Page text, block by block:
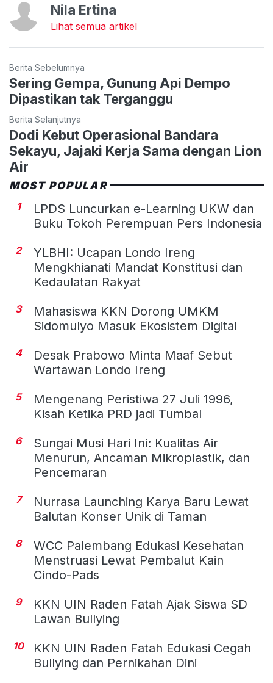
Nila Ertina
Lihat semua artikel
Berita Sebelumnya
Sering Gempa, Gunung Api Dempo
Dipastikan tak Terganggu
Berita Selanjutnya
Dodi Kebut Operasional Bandara
Sekayu, Jajaki Kerja Sama dengan Lion
Air
MOST POPULAR
1
LPDS Luncurkan e-Learning UKW dan
Buku Tokoh Perempuan Pers Indonesia
2
YLBHI: Ucapan Londo Ireng
Mengkhianati Mandat Konstitusi dan
Kedaulatan Rakyat
3
Mahasiswa KKN Dorong UMKM
Sidomulyo Masuk Ekosistem Digital
4
Desak Prabowo Minta Maaf Sebut
Wartawan Londo Ireng
5
Mengenang Peristiwa 27 Juli 1996,
Kisah Ketika PRD jadi Tumbal
6
Sungai Musi Hari Ini: Kualitas Air
Menurun, Ancaman Mikroplastik, dan
Pencemaran
7
Nurrasa Launching Karya Baru Lewat
Balutan Konser Unik di Taman
8
WCC Palembang Edukasi Kesehatan
Menstruasi Lewat Pembalut Kain
Cindo-Pads
9
KKN UIN Raden Fatah Ajak Siswa SD
Lawan Bullying
10
KKN UIN Raden Fatah Edukasi Cegah
Bullying dan Pernikahan Dini